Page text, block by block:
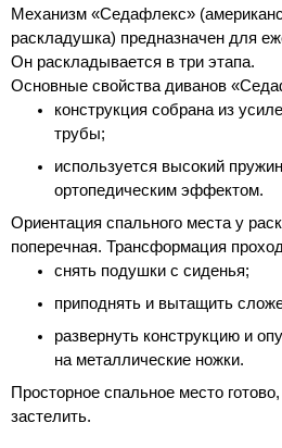
Механизм «Седафлекс»
раскладушка) предназначен для
Он раскладывается в три этапа.
Основные свойства диванов
конструкция собрана из
трубы;
используется высокий
ортопедическим эффектом.
Ориентация спального места у
поперечная. Трансформация
снять подушки с сиденья;
приподнять и вытащить
развернуть конструкцию и
на металлические ножки.
Просторное спальное место
застелить.